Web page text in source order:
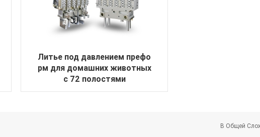
Литье под давлением префо
рм для домашних животных
с 72 полостями
В Общей